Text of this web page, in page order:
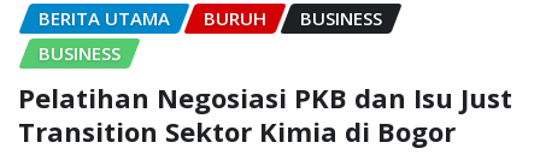
BERITA UTAMA BURUH
BUSINESS
BUSINESS
Pelatihan Negosiasi PKB dan Isu Just
Transition Sektor Kimia di Bogor